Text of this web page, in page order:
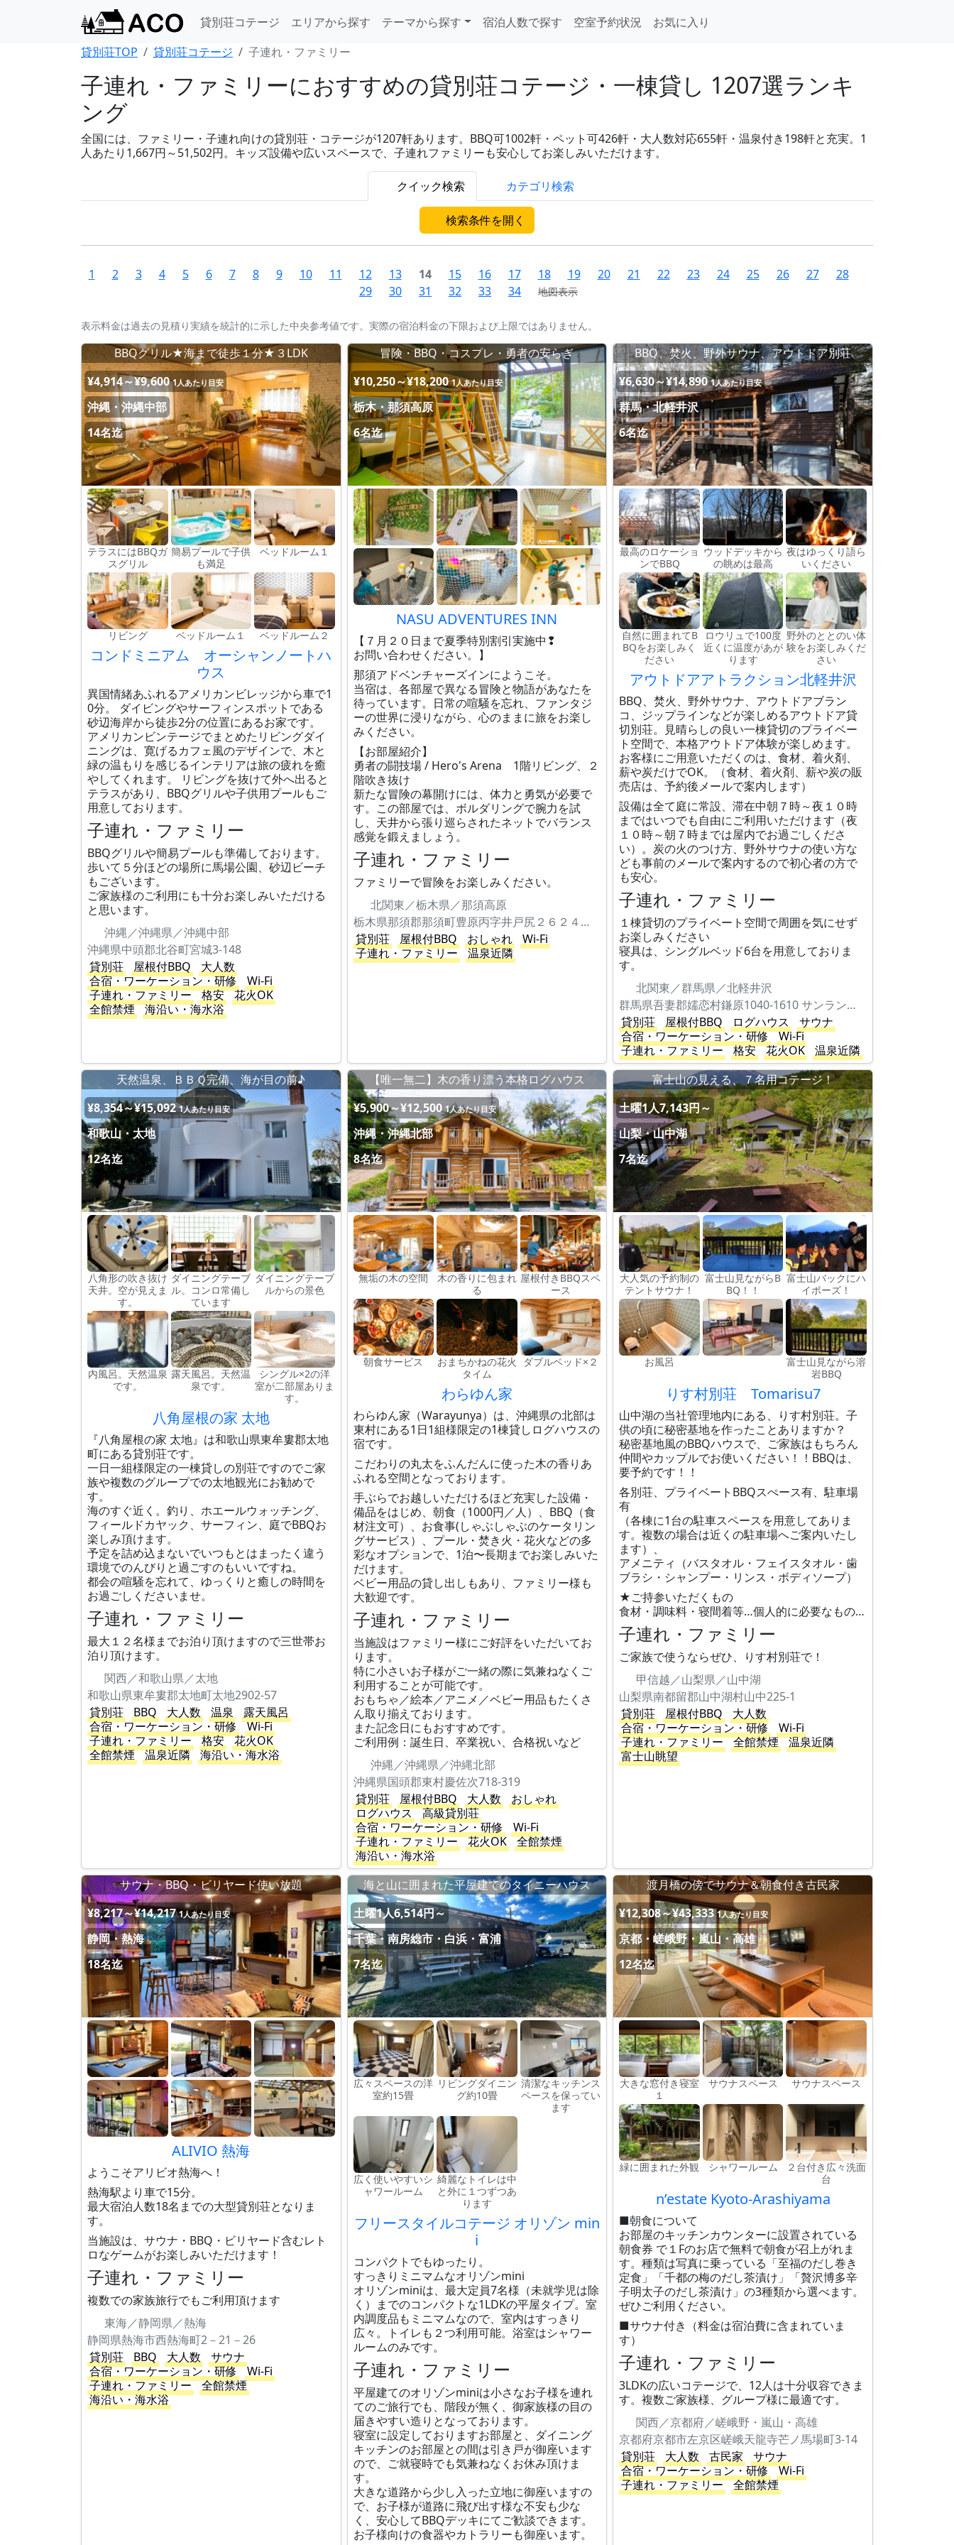
貸別荘コテージ エリアから探す テーマから探す 宿泊人数で探す 空室予約状況
お気に入り
貸別荘TOP
貸別荘コテージ 子連れ・ファミリー
子連れ・ファミリーにおすすめの貸別荘コテージ・一棟貸し 1207選ランキ
ング
全国には、ファミリー・子連れ向けの貸別荘・コテージが1207軒あります。BBQ可1002軒・ペット可426軒・大人数対応655軒・温泉付き198軒と充実。1
人あたり1,667円～51,502円。キッズ設備や広いスペースで、子連れファミリーも安心してお楽しみいただけます。
クイック検索 カテゴリ検索
検索条件を開く
1 2 3 4 5 6 7 8 9 10 11 12 13 14 15 16 17 18 19 20 21 22 23 24 25 26 27
28
29
30 31 32 33 34 地図表示
表示料金は過去の見積り実績を統計的に示した中央参考値です。実際の宿泊料金の下限および上限ではありません。
BBQグリル★海まで徒歩１分★３LDK
¥4,914～¥9,600 1人あたり目安
沖縄・沖縄中部
14名迄
テラスにはBBQガ
スグリル
簡易プールで子供
も満足
ベッドルーム１
リビング ベッドルーム１ ベッドルーム２
コンドミニアム オーシャンノートハ
ウス
異国情緒あふれるアメリカンビレッジから車で1
0分。 ダイビングやサーフィンスポットである
砂辺海岸から徒歩2分の位置にあるお家です。
アメリカンビンテージでまとめたリビングダイ
ニングは、寛げるカフェ風のデザインで、木と
緑の温もりを感じるインテリアは旅の疲れを癒
やしてくれます。 リビングを抜けて外へ出ると
テラスがあり、BBQグリルや子供用プールもご
用意しております。
子連れ・ファミリー
BBQグリルや簡易プールも準備しております。
歩いて５分ほどの場所に馬場公園、砂辺ビーチ
もございます。
ご家族様のご利用にも十分お楽しみいただける
と思います。
沖縄／沖縄県／沖縄中部
沖縄県中頭郡北谷町宮城3-148
貸別荘
屋根付BBQ
大人数
合宿・ワーケーション・研修
Wi-Fi
子連れ・ファミリー
格安
花火OK
全館禁煙
海沿い・海水浴
冒険・BBQ・コスプレ・勇者の安らぎ
¥10,250～¥18,200 1人あたり目安
栃木・那須高原
6名迄
NASU ADVENTURES INN
【７月２０日まで夏季特別割引実施中❢
お問い合わせください。】
那須アドベンチャーズインにようこそ。
当宿は、各部屋で異なる冒険と物語があなたを
待っています。日常の喧騒を忘れ、ファンタジ
ーの世界に浸りながら、心のままに旅をお楽し
みください。
【お部屋紹介】
勇者の闘技場 / Hero's Arena 1階リビング、２
階吹き抜け
新たな冒険の幕開けには、体力と勇気が必要で
す。この部屋では、ボルダリングで腕力を試
し、天井から張り巡らされたネットでバランス
感覚を鍛えましょう。
子連れ・ファミリー
ファミリーで冒険をお楽しみください。
北関東／栃木県／那須高原
栃木県那須郡那須町豊原丙字井戸尻２６２４番地２２７
貸別荘
屋根付BBQ おしゃれ
Wi-Fi
子連れ・ファミリー
温泉近隣
BBQ、焚火、野外サウナ、アウトドア別荘
¥6,630～¥14,890 1人あたり目安
群馬・北軽井沢
6名迄
最高のロケーショ
ンでBBQ
ウッドデッキから
の眺めは最高
夜はゆっくり語ら
いください
自然に囲まれてB
BQをお楽しみく
ださい
ロウリュで100度
近くに温度があが
ります
野外のととのい体
験をお楽しみくだ
さい
アウトドアアトラクション北軽井沢
BBQ、焚火、野外サウナ、アウトドアブラン
コ、ジップラインなどが楽しめるアウトドア貸
切別荘。見晴らしの良い一棟貸切のプライベー
ト空間で、本格アウトドア体験が楽しめます。
お客様にご用意いただくのは、食材、着火剤、
薪や炭だけでOK。（食材、着火剤、薪や炭の販
売店は、予約後メールで案内します）
設備は全て庭に常設、滞在中朝７時～夜１０時
まではいつでも自由にご利用いただけます（夜
１０時～朝７時までは屋内でお過ごしくださ
い）。炭の火のつけ方、野外サウナの使い方な
ども事前のメールで案内するので初心者の方で
も安心。
子連れ・ファミリー
１棟貸切のプライベート空間で周囲を気にせず
お楽しみください
寝具は、シングルベッド6台を用意しておりま
す。
北関東／群馬県／北軽井沢
群馬県吾妻郡嬬恋村鎌原1040-1610 サンランドS153
貸別荘
屋根付BBQ ログハウス
サウナ
合宿・ワーケーション・研修
Wi-Fi
子連れ・ファミリー
格安 花火OK
温泉近隣
天然温泉、ＢＢＱ完備、海が目の前♪
¥8,354～¥15,092 1人あたり目安
和歌山・太地
12名迄
八角形の吹き抜け
天井。空が見えま
す。
ダイニングテーブ
ル。コンロ常備し
ています
ダイニングテーブ
ルからの景色
内風呂。天然温泉
です。
露天風呂。天然温
泉です。
シングル×2の洋
室が二部屋ありま
す。
八角屋根の家 太地
『八角屋根の家 太地』は和歌山県東牟婁郡太地
町にある貸別荘です。
一日一組様限定の一棟貸しの別荘ですのでご家
族や複数のグループでの太地観光にお勧めで
す。
海のすぐ近く。釣り、ホエールウォッチング、
フィールドカヤック、サーフィン、庭でBBQお
楽しみ頂けます。
予定を詰め込まないでいつもとはまったく違う
環境でのんびりと過ごすのもいいですね。
都会の喧騒を忘れて、ゆっくりと癒しの時間を
お過ごしくださいませ。
子連れ・ファミリー
最大１２名様までお泊り頂けますので三世帯お
泊り頂けます。
関西／和歌山県／太地
和歌山県東牟婁郡太地町太地2902-57
貸別荘
BBQ 大人数 温泉
露天風呂
合宿・ワーケーション・研修
Wi-Fi
子連れ・ファミリー
格安
花火OK
全館禁煙
温泉近隣 海沿い・海水浴
【唯一無二】木の香り漂う本格ログハウス
¥5,900～¥12,500 1人あたり目安
沖縄・沖縄北部
8名迄
無垢の木の空間
木の香りに包まれ
る
屋根付きBBQスペ
ース
朝食サービス
おまちかねの花火
タイム
ダブルベッド×２
わらゆん家
わらゆん家（Warayunya）は、沖縄県の北部は
東村にある1日1組様限定の1棟貸しログハウスの
宿です。
こだわりの丸太をふんだんに使った木の香りあ
ふれる空間となっております。
手ぶらでお越しいただけるほど充実した設備・
備品をはじめ、朝食（1000円／人）、BBQ（食
材注文可）、お食事(しゃぶしゃぶのケータリン
グサービス）、プール・焚き火・花火などの多
彩なオプションで、1泊〜長期までお楽しみいた
だけます。
ベビー用品の貸し出しもあり、ファミリー様も
大歓迎です。
子連れ・ファミリー
当施設はファミリー様にご好評をいただいてお
ります。
特に小さいお子様がご一緒の際に気兼ねなくご
利用することが可能です。
おもちゃ／絵本／アニメ／ベビー用品もたくさ
ん取り揃えております。
また記念日にもおすすめです。
ご利用例：誕生日、卒業祝い、合格祝いなど
沖縄／沖縄県／沖縄北部
沖縄県国頭郡東村慶佐次718-319
貸別荘
屋根付BBQ 大人数
おしゃれ
ログハウス
高級貸別荘
合宿・ワーケーション・研修
Wi-Fi
子連れ・ファミリー
花火OK
全館禁煙
海沿い・海水浴
富士山の見える、７名用コテージ！
土曜1人7,143円～
山梨・山中湖
7名迄
大人気の予約制の
テントサウナ！
富士山見ながらB
BQ！！
富士山バックにハ
イポーズ！
お風呂
富士山見ながら溶
岩BBQ
りす村別荘 Tomarisu7
山中湖の当社管理地内にある、りす村別荘。子
供の頃に秘密基地を作ったことありますか？
秘密基地風のBBQハウスで、ご家族はもちろん
仲間やカップルでお使いください！！BBQは、
要予約です！！
各別荘、プライベートBBQスぺース有、駐車場
有
（各棟に1台の駐車スペースを用意してありま
す。複数の場合は近くの駐車場へご案内いたし
ます）、
アメニティ（バスタオル・フェイスタオル・歯
ブラシ・シャンプー・リンス・ボディソープ）
★ご持参いただくもの
食材・調味料・寝間着等…個人的に必要なもの…
子連れ・ファミリー
ご家族で使うならぜひ、りす村別荘で！
甲信越／山梨県／山中湖
山梨県南都留郡山中湖村山中225-1
貸別荘
屋根付BBQ
大人数
合宿・ワーケーション・研修
Wi-Fi
子連れ・ファミリー
全館禁煙
温泉近隣
富士山眺望
サウナ・BBQ・ビリヤード使い放題
¥8,217～¥14,217 1人あたり目安
静岡・熱海
18名迄
ALIVIO 熱海
ようこそアリビオ熱海へ！
熱海駅より車で15分。
最大宿泊人数18名までの大型貸別荘となりま
す。
当施設は、サウナ・BBQ・ビリヤード含むレト
ロなゲームがお楽しみいただけます！
子連れ・ファミリー
複数での家族旅行でもご利用頂けます
東海／静岡県／熱海
静岡県熱海市西熱海町2－21－26
貸別荘
BBQ 大人数
サウナ
合宿・ワーケーション・研修
Wi-Fi
子連れ・ファミリー
全館禁煙
海沿い・海水浴
海と山に囲まれた平屋建てのタイニーハウス
土曜1人6,514円～
千葉・南房総市・白浜・富浦
7名迄
広々スペースの洋
室約15畳
リビングダイニン
グ約10畳
清潔なキッチンス
ペースを保ってい
ます
広く使いやすいシ
ャワールーム
綺麗なトイレは中
と外に１つずつあ
ります
フリースタイルコテージ オリゾン min
i
コンパクトでもゆったり。
すっきりミニマムなオリゾンmini
オリゾンminiは、最大定員7名様（未就学児は除
く）までのコンパクトな1LDKの平屋タイプ。室
内調度品もミニマムなので、室内はすっきり
広々。トイレも２つ利用可能。浴室はシャワー
ルームのみです。
子連れ・ファミリー
平屋建てのオリゾンminiは小さなお子様を連れ
てのご旅行でも、階段が無く、御家族様の目の
届きやすい造りとなっております。
寝室に設定しておりますお部屋と、ダイニング
キッチンのお部屋との間は引き戸が御座います
ので、ご就寝時でも気兼ねなくお休み頂けま
す。
大きな道路から少し入った立地に御座いますの
で、お子様が道路に飛び出す様な不安も少な
く、安心してBBQデッキにてご歓談できます。
お子様向けの食器やカトラリーも御座います。
渡月橋の傍でサウナ＆朝食付き古民家
¥12,308～¥43,333 1人あたり目安
京都・嵯峨野・嵐山・高雄
12名迄
大きな窓付き寝室
１
サウナスペース サウナスペース
緑に囲まれた外観 シャワールーム
２台付き広々洗面
台
n’estate Kyoto-Arashiyama
■朝食について
お部屋のキッチンカウンターに設置されている
朝食券 で１Fのお店で無料で朝食が召上がれま
す。種類は写真に乗っている「至福のだし巻き
定食」「千都の梅のだし茶漬け」「贅沢博多辛
子明太子のだし茶漬け」の3種類から選べます。
ぜひご利用ください。
■サウナ付き（料金は宿泊費に含まれていま
す）
子連れ・ファミリー
3LDKの広いコテージで、12人は十分収容できま
す。複数ご家族様、グループ様に最適です。
関西／京都府／嵯峨野・嵐山・高雄
京都府京都市左京区嵯峨天龍寺芒ノ馬場町3-14
貸別荘
大人数 古民家
サウナ
合宿・ワーケーション・研修
Wi-Fi
子連れ・ファミリー
全館禁煙